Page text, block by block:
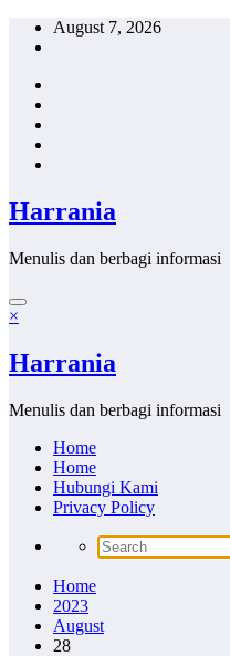
Skip
August 7, 2026
Harrania
Menulis dan berbagi informasi
×
Harrania
Menulis dan berbagi informasi
Home
Home
Hubungi Kami
Privacy Policy
Home
2023
August
28